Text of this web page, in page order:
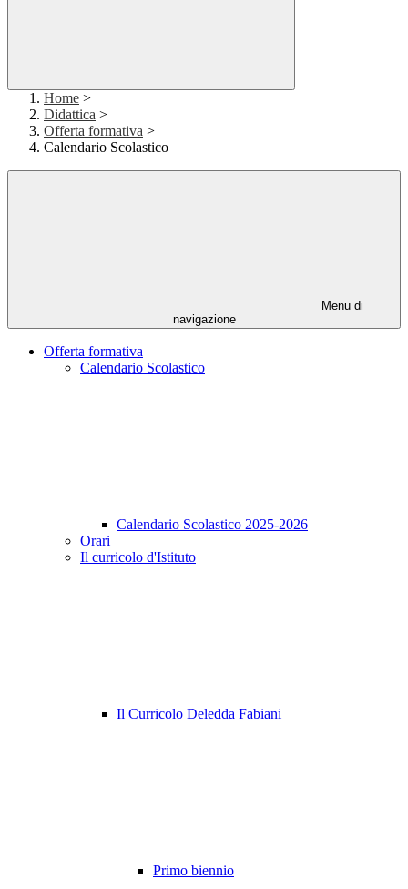
Home >
Didattica >
Offerta formativa >
Calendario Scolastico
Menu di
navigazione
Offerta formativa
Calendario Scolastico
Calendario Scolastico 2025-2026
Orari
Il curricolo d'Istituto
Il Curricolo Deledda Fabiani
Primo biennio